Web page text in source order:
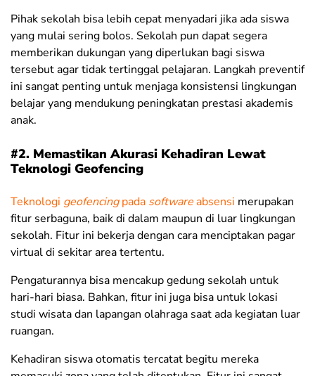
Pihak sekolah bisa lebih cepat menyadari jika ada siswa
yang mulai sering bolos. Sekolah pun dapat segera
memberikan dukungan yang diperlukan bagi siswa
tersebut agar tidak tertinggal pelajaran. Langkah preventif
ini sangat penting untuk menjaga konsistensi lingkungan
belajar yang mendukung peningkatan prestasi akademis
anak.
#2. Memastikan Akurasi Kehadiran Lewat
Teknologi Geofencing
Teknologi geofencingpada softwareabsensi merupakan
fitur serbaguna, baik di dalam maupun di luar lingkungan
sekolah. Fitur ini bekerja dengan cara menciptakan pagar
virtual di sekitar area tertentu.
Pengaturannya bisa mencakup gedung sekolah untuk
hari-hari biasa. Bahkan, fitur ini juga bisa untuk lokasi
studi wisata dan lapangan olahraga saat ada kegiatan luar
ruangan.
Kehadiran siswa otomatis tercatat begitu mereka